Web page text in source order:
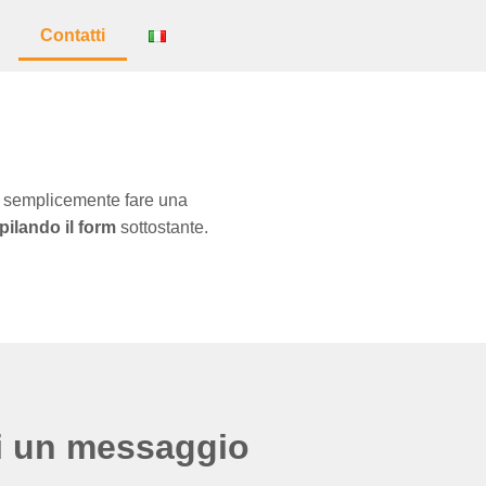
Contatti
fare una
il form sottostante.
un messaggio